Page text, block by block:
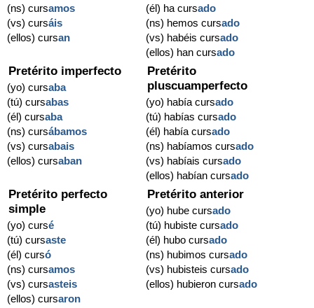
(ns) cursamos
(vs) cursáis
(ellos) cursan
(él) ha cursado
(ns) hemos cursado
(vs) habéis cursado
(ellos) han cursado
Pretérito imperfecto
(yo) cursaba
(tú) cursabas
(él) cursaba
(ns) cursábamos
(vs) cursabais
(ellos) cursaban
Pretérito
pluscuamperfecto
(yo) había cursado
(tú) habías cursado
(él) había cursado
(ns) habíamos cursado
(vs) habíais cursado
(ellos) habían cursado
Pretérito perfecto
simple
(yo) cursé
(tú) cursaste
(él) cursó
(ns) cursamos
(vs) cursasteis
(ellos) cursaron
Pretérito anterior
(yo) hube cursado
(tú) hubiste cursado
(él) hubo cursado
(ns) hubimos cursado
(vs) hubisteis cursado
(ellos) hubieron cursado